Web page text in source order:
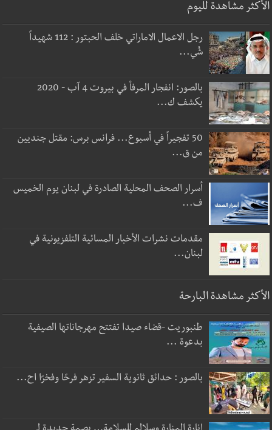
الأكثر مشاهدة لليوم
رجل الاعمال الاماراتي خلف الحبتور : 112 شهيداً
شُي...
بالصور: انفجار المرفأ في بيروت 4 آب - 2020
يكشف ك...
50 تفجيراً في أسبوع... فرانس برس: مقتل جنديين
من ق...
أسرار الصحف المحلية الصادرة في لبنان يوم الخميس
ف...
مقدمات نشرات الأخبار المسائية التلفزيونية في
لبنان...
الأكثر مشاهدة البارحة
طنبوريت -قضاء صيدا تفتتح مهرجاناتها الصيفية
بدعوة ...
بالصور : حدائق ثانوية السفير تزهر فرحًا وفخرًا اح...